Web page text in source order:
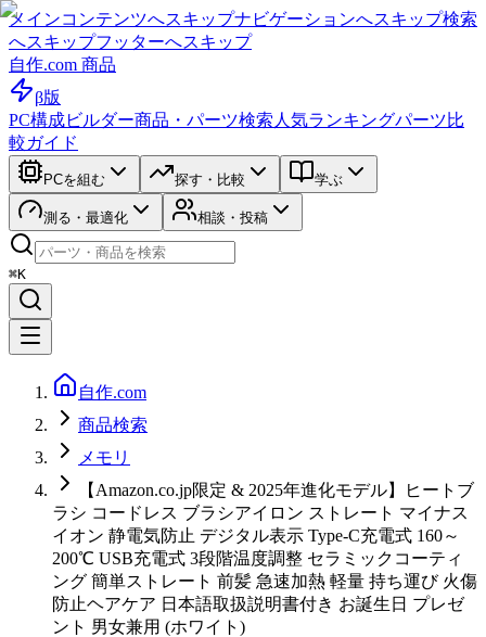
メインコンテンツへスキップナビゲーションへスキップ検索
へスキップフッターへスキップ
自作.com 商品
β版
PC構成ビルダー商品・パーツ検索 人気ランキングパーツ比
較ガイド
PCを組む 探す・比較 学ぶ
測る・最適化 相談・投稿
⌘K
自作.com
商品検索
メモリ
【Amazon.co.jp限定 & 2025年進化モデル】ヒートブ
ラシ コードレス ブラシアイロン ストレート マイナス
イオン 静電気防止 デジタル表示 Type-C充電式 160～
200℃ USB充電式 3段階温度調整 セラミックコーティ
ング 簡単ストレート 前髪 急速加熱 軽量 持ち運び 火傷
防止ヘアケア 日本語取扱説明書付き お誕生日 プレゼ
ント 男女兼用 (ホワイト)